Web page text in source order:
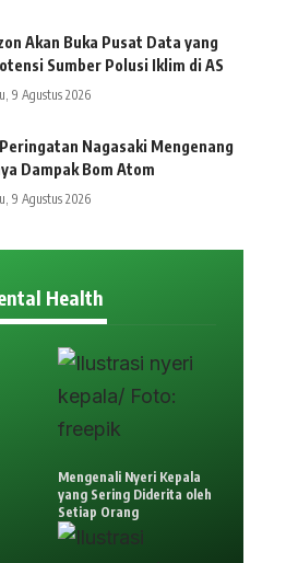
Akan Buka Pusat Data yang
Sumber Polusi Iklim di AS
9 Agustus 2026
Nagasaki Mengenang
Dampak Bom Atom
9 Agustus 2026
Health
Mengenali Nyeri Kepala
yang Sering Diderita oleh
Setiap Orang